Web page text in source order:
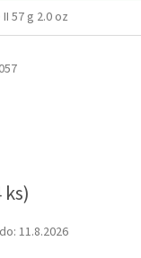
57 g 2.0 oz
ks)
11.8.2026